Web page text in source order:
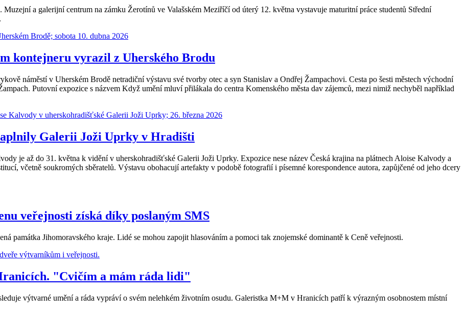
a galerijní centrum na zámku Žerotínů ve Valašském Meziříčí od úterý 12. května vystavuje maturitní práce studentů Střední
kontejneru vyrazil z Uherského Brodu
náměstí v Uherském Brodě netradiční výstavu své tvorby otec a syn Stanislav a Ondřej Žampachovi. Cesta po šesti městech východní
Putovní expozice s názvem Když umění mluví přilákala do centra Komenského města dav zájemců, mezi nimiž nechyběl například
Galerii Joži Uprky v Hradišti
je až do 31. května k vidění v uherskohradišťské Galerii Joži Uprky. Expozice nese název Česká krajina na plátnech Aloise Kalvody a
včetně soukromých sběratelů. Výstavu obohacují artefakty v podobě fotografií i písemné korespondence autora, zapůjčené od jeho dcery
veřejnosti získá díky poslaným SMS
památka Jihomoravského kraje. Lidé se mohou zapojit hlasováním a pomoci tak znojemské dominantě k Ceně veřejnosti.
"Cvičím a mám ráda lidi"
výtvarné umění a ráda vypráví o svém nelehkém životním osudu. Galeristka M+M v Hranicích patří k výrazným osobnostem místní